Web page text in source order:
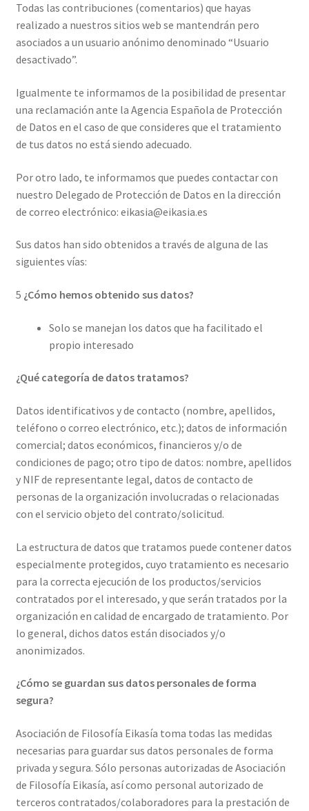
Todas las contribuciones (comentarios) que hayas
realizado a nuestros sitios web se mantendrán pero
asociados a un usuario anónimo denominado “Usuario
desactivado”.
Igualmente te informamos de la posibilidad de presentar
una reclamación ante la Agencia Española de Protección
de Datos en el caso de que consideres que el tratamiento
de tus datos no está siendo adecuado.
Por otro lado, te informamos que puedes contactar con
nuestro Delegado de Protección de Datos en la dirección
de correo electrónico: eikasia@eikasia.es
Sus datos han sido obtenidos a través de alguna de las
siguientes vías:
5 ¿Cómo hemos obtenido sus datos?
Solo se manejan los datos que ha facilitado el
propio interesado
¿Qué categoría de datos tratamos?
Datos identificativos y de contacto (nombre, apellidos,
teléfono o correo electrónico, etc.); datos de información
comercial; datos económicos, financieros y/o de
condiciones de pago; otro tipo de datos: nombre, apellidos
y NIF de representante legal, datos de contacto de
personas de la organización involucradas o relacionadas
con el servicio objeto del contrato/solicitud.
La estructura de datos que tratamos puede contener datos
especialmente protegidos, cuyo tratamiento es necesario
para la correcta ejecución de los productos/servicios
contratados por el interesado, y que serán tratados por la
organización en calidad de encargado de tratamiento. Por
lo general, dichos datos están disociados y/o
anonimizados.
¿Cómo se guardan sus datos personales de forma
segura?
Asociación de Filosofía Eikasía toma todas las medidas
necesarias para guardar sus datos personales de forma
privada y segura. Sólo personas autorizadas de Asociación
de Filosofía Eikasía, así como personal autorizado de
terceros contratados/colaboradores para la prestación de